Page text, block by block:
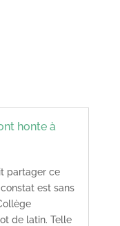
honte à
partager ce
est sans
de latin. Telle